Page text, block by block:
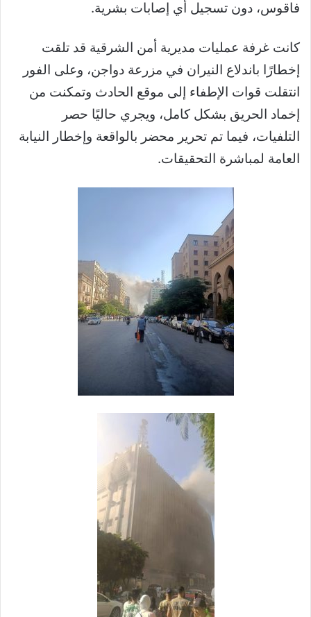
فاقوس، دون تسجيل أي إصابات بشرية.
كانت غرفة عمليات مديرية أمن الشرقية قد تلقت
إخطارًا باندلاع النيران في مزرعة دواجن، وعلى الفور
انتقلت قوات الإطفاء إلى موقع الحادث وتمكنت من
إخماد الحريق بشكل كامل، ويجري حاليًا حصر
التلفيات، فيما تم تحرير محضر بالواقعة وإخطار النيابة
العامة لمباشرة التحقيقات.